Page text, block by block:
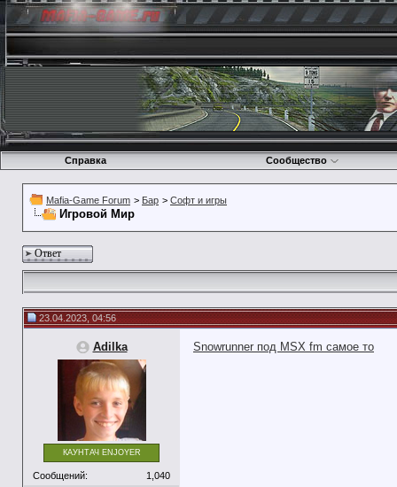
Справка Сообщество
Mafia-Game Forum > Бар > Софт и игры
Игровой Мир
Ответ
23.04.2023, 04:56
Adilka
КАУНТАЧ ENJOYER
Сообщений:
1,040
Snowrunner под MSX fm самое то